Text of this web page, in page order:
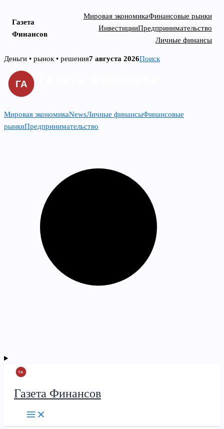
Газета
Финансов
Мировая экономикаФинансовые рынки
ИнвестицииПредпринимательство
Личные финансы
Skip
content
Деньги • рынок • решения7 августа 2026Поиск
Мировая экономикаNewsЛичные финансыФинансовые
рынкиПредпринимательство
Газета Финансов